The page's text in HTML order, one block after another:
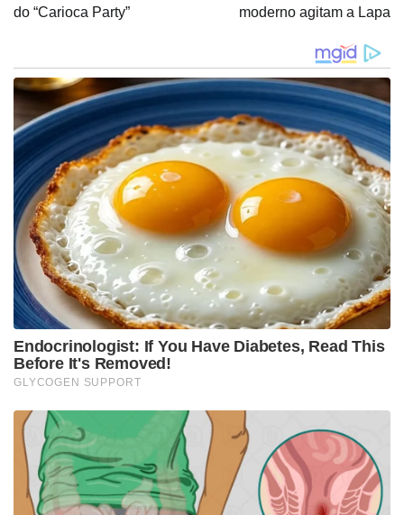
Post
do “Carioca Party”
moderno agitam a Lapa